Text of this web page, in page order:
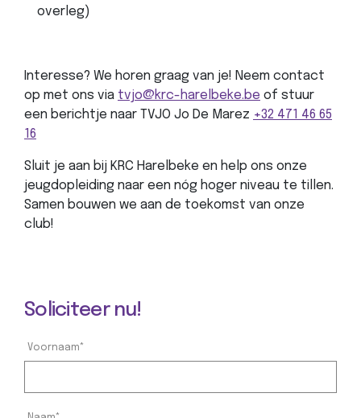
overleg)
Interesse? We horen graag van je! Neem contact
op met ons via tvjo@krc-harelbeke.be of stuur
een berichtje naar TVJO Jo De Marez +32 471 46 65
16
Sluit je aan bij KRC Harelbeke en help ons onze
jeugdopleiding naar een nóg hoger niveau te tillen.
Samen bouwen we aan de toekomst van onze
club!
Soliciteer nu!
Voornaam*